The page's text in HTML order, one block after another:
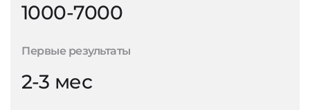
1000-7000
Первые результаты
2-3 мес